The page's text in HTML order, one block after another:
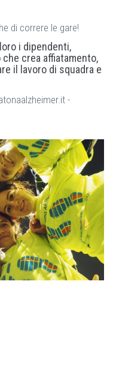
di correre le gare!
i dipendenti,
crea affiatamento,
il lavoro di squadra e
-